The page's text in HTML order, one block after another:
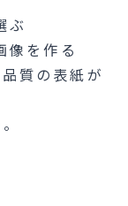
ぶ
像を作る
質の表紙が